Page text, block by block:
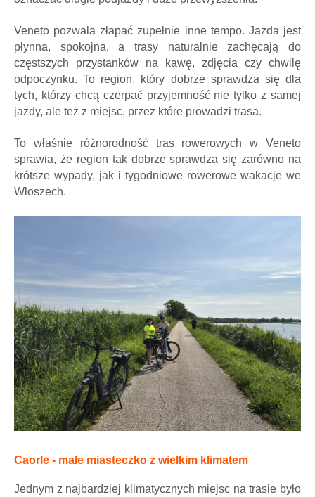
Veneto pozwala złapać zupełnie inne tempo. Jazda jest
płynna, spokojna, a trasy naturalnie zachęcają do
częstszych przystanków na kawę, zdjęcia czy chwilę
odpoczynku. To region, który dobrze sprawdza się dla
tych, którzy chcą czerpać przyjemność nie tylko z samej
jazdy, ale też z miejsc, przez które prowadzi trasa.
To właśnie różnorodność tras rowerowych w Veneto
sprawia, że region tak dobrze sprawdza się zarówno na
krótsze wypady, jak i tygodniowe rowerowe wakacje we
Włoszech.
Caorle - małe miasteczko z wielkim klimatem
Jednym z najbardziej klimatycznych miejsc na trasie było